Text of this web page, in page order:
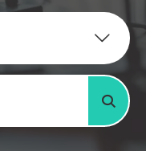
搜寻